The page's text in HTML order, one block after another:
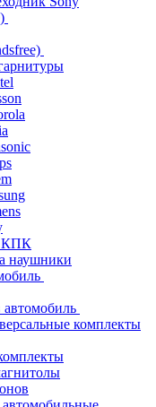
КПК
наушники
автомобиль
комплекты